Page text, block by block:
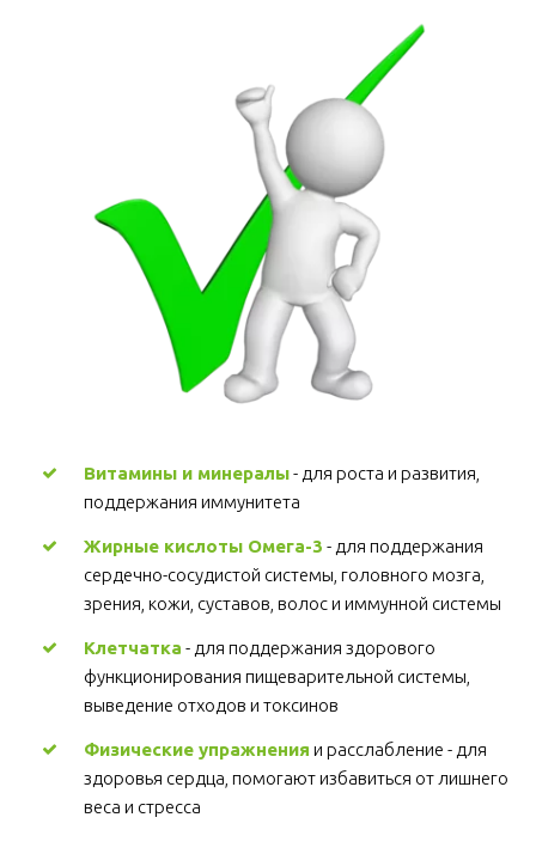
Витамины и минералы - для роста и развития,
поддержания иммунитета
Жирные кислоты Омега-3 - для поддержания
сердечно-сосудистой системы, головного мозга,
зрения, кожи, суставов, волос и иммунной системы
Клетчатка - для поддержания здорового
функционирования пищеварительной системы,
выведение отходов и токсинов
Физические упражнения и расслабление - для
здоровья сердца, помогают избавиться от лишнего
веса и стресса